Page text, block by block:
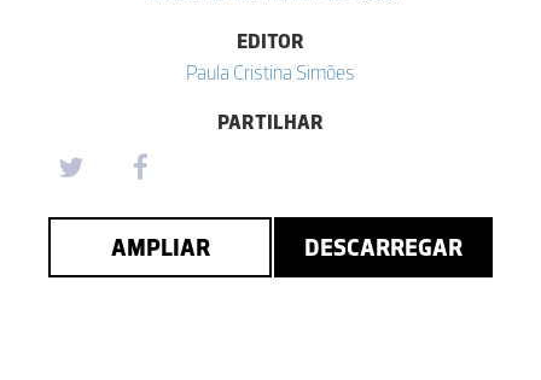
EDITOR
Paula Cristina Simões
PARTILHAR
AMPLIAR DESCARREGAR